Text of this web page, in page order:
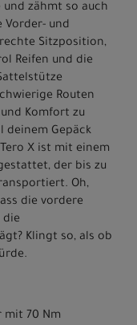
zähmt so auch
Vorder- und
Sitzposition,
Reifen und die
Routen
Komfort zu
deinem Gepäck
X ist mit einem
der bis zu
Oh,
die vordere
die
Klingt so, als ob
mit 70 Nm